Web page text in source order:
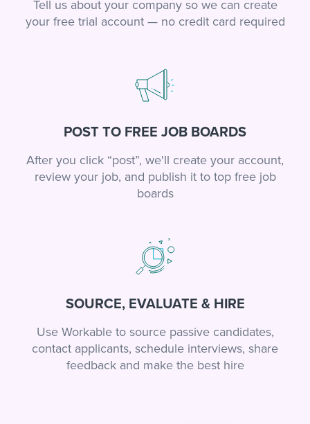
Tell us about your company so we can create
your free trial account — no credit card required
POST TO FREE JOB BOARDS
After you click “post”, we'll create your account,
review your job, and publish it to top free job
boards
SOURCE, EVALUATE & HIRE
Use Workable to source passive candidates,
contact applicants, schedule interviews, share
feedback and make the best hire